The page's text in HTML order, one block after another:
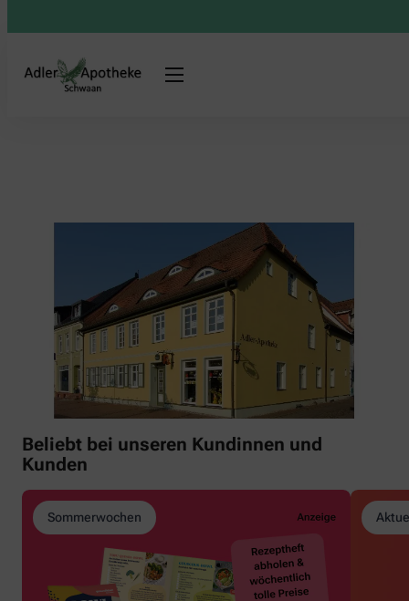
Beliebt bei unseren Kundinnen und
Kunden
Sommerwochen